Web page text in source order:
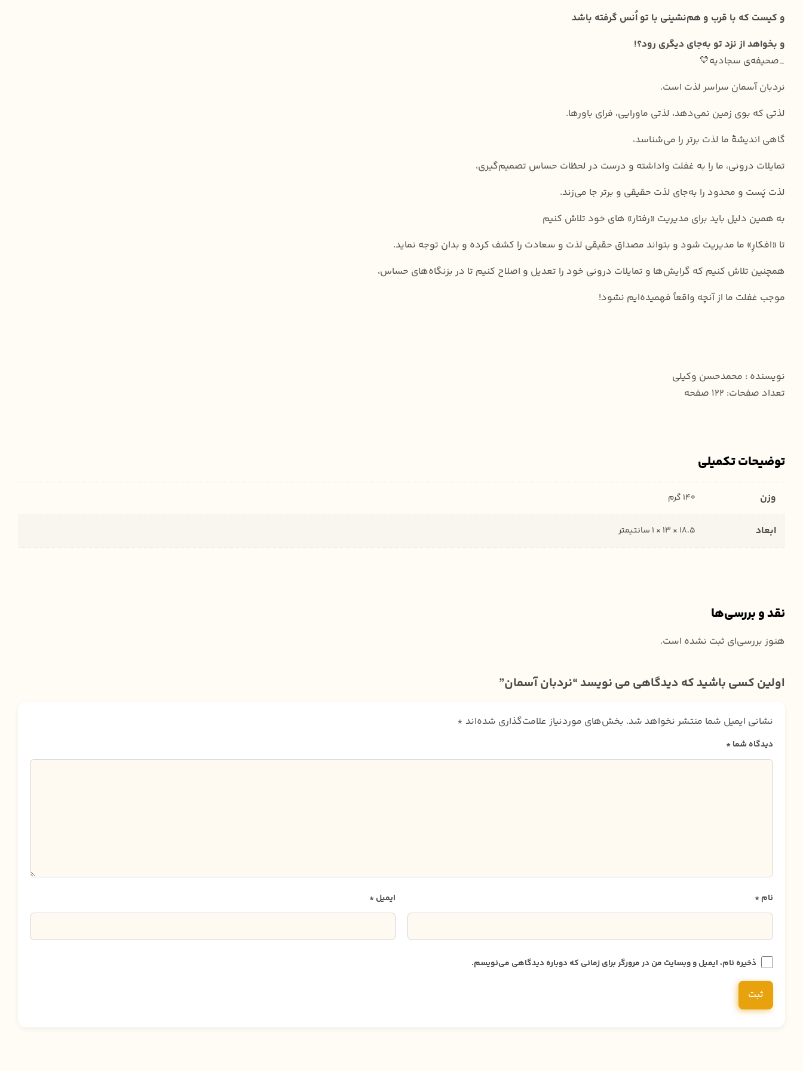
و کیست که با قرب و هم‌نشینی با تو اُنس گرفته باشد
و بخواهد از نزد تو به‌جای دیگری رود؟!
_صحیفه‌ی سجادیه💛
نردبان آسمان سراسر لذت است.
لذتی که بوی زمین نمی‌دهد، لذتی ماورایی، فرای باورها.
گاهی اندیشهٔ ما لذت برتر را می‌شناسد،
تمایلات درونی، ما را به غفلت واداشته و درست در لحظات حساس تصمیم‌گیری،
لذت پَست و محدود را به‌جای لذت حقیقی و برتر جا می‌زند.
به همین دلیل باید برای مدیریت «رفتار» های خود تلاش کنیم
تا «افکارِ» ما مدیریت شود و بتواند مصداق حقیقی لذت و سعادت را کشف کرده و بدان توجه نماید.
همچنین تلاش کنیم که گرایش‌ها و تمایلات درونی خود را تعدیل و اصلاح کنیم تا در بزنگاه‌های حساس،
موجب غفلت ما از آنچه واقعاً فهمیده‌ایم نشود!
نویسنده : محمدحسن وکیلی
تعداد صفحات: ۱۲۲ صفحه
توضیحات تکمیلی
وزن 140 گرم
ابعاد 18.5 × 13 × 1 سانتیمتر
نقد و بررسی‌ها
هنوز بررسی‌ای ثبت نشده است.
اولین کسی باشید که دیدگاهی می نویسد “نردبان آسمان”
نشانی ایمیل شما منتشر نخواهد شد. بخش‌های موردنیاز علامت‌گذاری شده‌اند *
دیدگاه شما*
نام* ایمیل*
ذخیره نام، ایمیل و وبسایت من در مرورگر برای زمانی که دوباره دیدگاهی می‌نویسم.